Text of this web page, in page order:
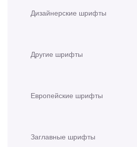
Дизайнерские шрифты
Другие шрифты
Европейские шрифты
Заглавные шрифты